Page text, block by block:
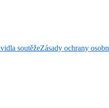
soutěžeZásady ochrany